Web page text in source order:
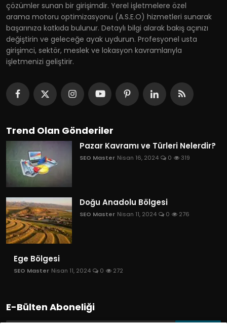
çözümler sunan bir girişimdir. Yerel işletmelere özel
arama motoru optimizasyonu (A.S.E.O) hizmetleri sunarak
başarınıza katkıda bulunur. Detaylı bilgi alarak bakış açınızı
değiştirin ve geleceğe ayak uydurun. Profesyonel usta
girişimci, sektör, meslek ve lokasyon kavramlarıyla
işletmenizi geliştirir.
Trend Olan Gönderiler
Pazar Kavramı ve Türleri Nelerdir?
SEO Master Nisan 16, 2024 0 319
Doğu Anadolu Bölgesi
SEO Master Nisan 11, 2024 0 276
Ege Bölgesi
SEO Master Nisan 11, 2024 0 272
E-Bülten Aboneliği